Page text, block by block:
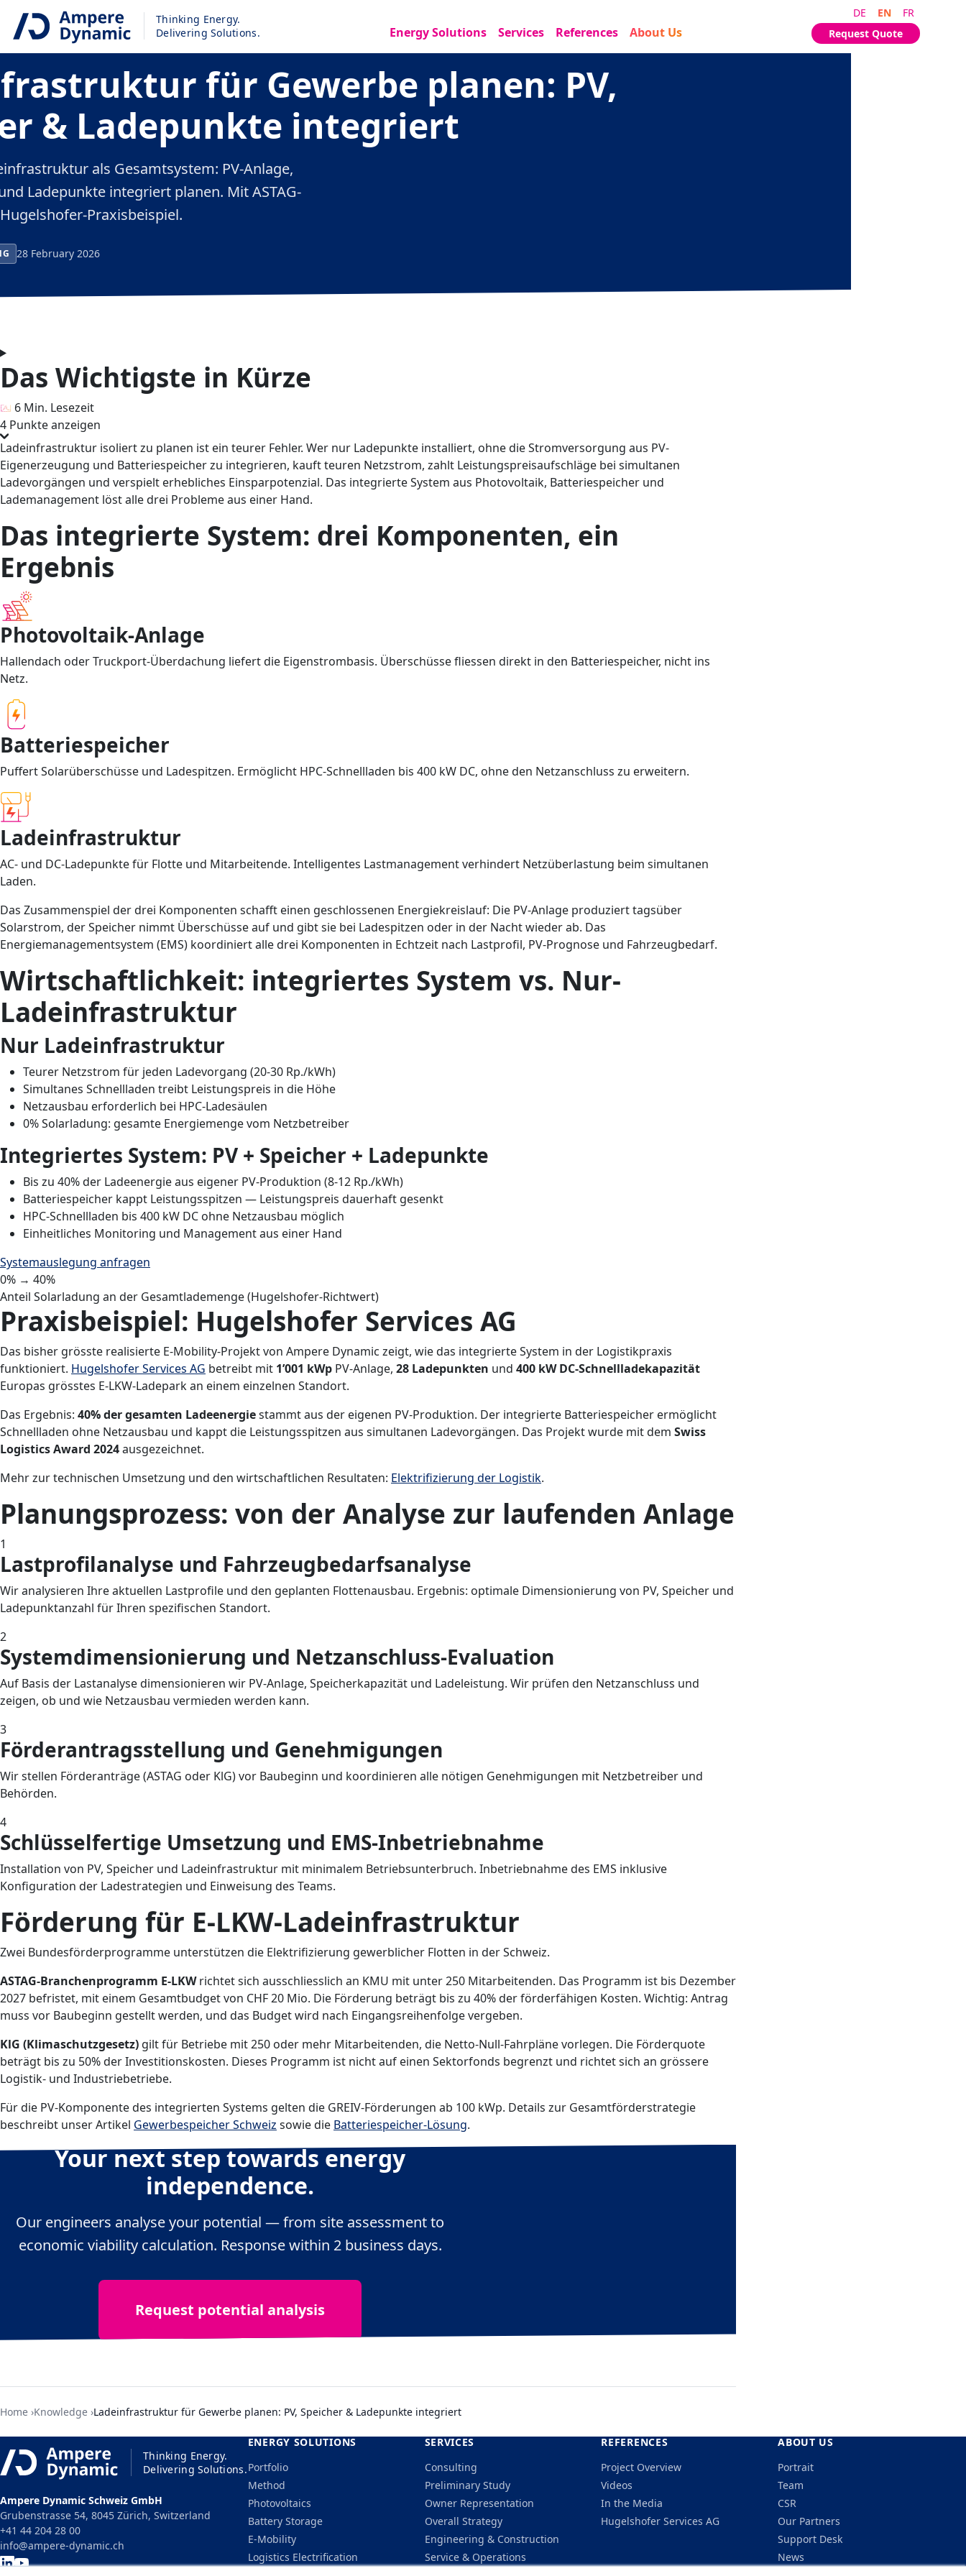
Thinking Energy.
Delivering Solutions.
Energy Solutions Services References About Us
DE EN
FR
Request Quote
in German only
für Gewerbe planen: PV,
& Ladepunkte integriert
als Gesamtsystem: PV-Anlage,
Ladepunkte integriert planen. Mit ASTAG-
Praxisbeispiel.
28 February 2026
Das Wichtigste in Kürze
6 Min. Lesezeit
4 Punkte anzeigen
Ladeinfrastruktur isoliert zu planen ist ein teurer Fehler. Wer nur Ladepunkte installiert, ohne die Stromversorgung aus PV-
Eigenerzeugung und Batteriespeicher zu integrieren, kauft teuren Netzstrom, zahlt Leistungspreisaufschläge bei simultanen
Ladevorgängen und verspielt erhebliches Einsparpotenzial. Das integrierte System aus Photovoltaik, Batteriespeicher und
Lademanagement löst alle drei Probleme aus einer Hand.
Das integrierte System: drei Komponenten, ein
Ergebnis
Photovoltaik-Anlage
Hallendach oder Truckport-Überdachung liefert die Eigenstrombasis. Überschüsse fliessen direkt in den Batteriespeicher, nicht ins
Netz.
Batteriespeicher
Puffert Solarüberschüsse und Ladespitzen. Ermöglicht HPC-Schnellladen bis 400 kW DC, ohne den Netzanschluss zu erweitern.
Ladeinfrastruktur
AC- und DC-Ladepunkte für Flotte und Mitarbeitende. Intelligentes Lastmanagement verhindert Netzüberlastung beim simultanen
Laden.
Das Zusammenspiel der drei Komponenten schafft einen geschlossenen Energiekreislauf: Die PV-Anlage produziert tagsüber
Solarstrom, der Speicher nimmt Überschüsse auf und gibt sie bei Ladespitzen oder in der Nacht wieder ab. Das
Energiemanagementsystem (EMS) koordiniert alle drei Komponenten in Echtzeit nach Lastprofil, PV-Prognose und Fahrzeugbedarf.
Wirtschaftlichkeit: integriertes System vs. Nur-
Ladeinfrastruktur
Nur Ladeinfrastruktur
Teurer Netzstrom für jeden Ladevorgang (20-30 Rp./kWh)
Simultanes Schnellladen treibt Leistungspreis in die Höhe
Netzausbau erforderlich bei HPC-Ladesäulen
0% Solarladung: gesamte Energiemenge vom Netzbetreiber
Integriertes System: PV + Speicher + Ladepunkte
Bis zu 40% der Ladeenergie aus eigener PV-Produktion (8-12 Rp./kWh)
Batteriespeicher kappt Leistungsspitzen — Leistungspreis dauerhaft gesenkt
HPC-Schnellladen bis 400 kW DC ohne Netzausbau möglich
Einheitliches Monitoring und Management aus einer Hand
Systemauslegung anfragen
0% → 40%
Anteil Solarladung an der Gesamtlademenge (Hugelshofer-Richtwert)
Praxisbeispiel: Hugelshofer Services AG
Das bisher grösste realisierte E-Mobility-Projekt von Ampere Dynamic zeigt, wie das integrierte System in der Logistikpraxis
funktioniert. Hugelshofer Services AG betreibt mit 1’001 kWp PV-Anlage, 28 Ladepunkten und 400 kW DC-Schnellladekapazität
Europas grösstes E-LKW-Ladepark an einem einzelnen Standort.
Das Ergebnis: 40% der gesamten Ladeenergiestammt aus der eigenen PV-Produktion. Der integrierte Batteriespeicher ermöglicht
Schnellladen ohne Netzausbau und kappt die Leistungsspitzen aus simultanen Ladevorgängen. Das Projekt wurde mit dem Swiss
Logistics Award 2024ausgezeichnet.
Mehr zur technischen Umsetzung und den wirtschaftlichen Resultaten: Elektrifizierung der Logistik.
Planungsprozess: von der Analyse zur laufenden Anlage
1
Lastprofilanalyse und Fahrzeugbedarfsanalyse
Wir analysieren Ihre aktuellen Lastprofile und den geplanten Flottenausbau. Ergebnis: optimale Dimensionierung von PV, Speicher und
Ladepunktanzahl für Ihren spezifischen Standort.
2
Systemdimensionierung und Netzanschluss-Evaluation
Auf Basis der Lastanalyse dimensionieren wir PV-Anlage, Speicherkapazität und Ladeleistung. Wir prüfen den Netzanschluss und
zeigen, ob und wie Netzausbau vermieden werden kann.
3
Förderantragsstellung und Genehmigungen
Wir stellen Förderanträge (ASTAG oder KlG) vor Baubeginn und koordinieren alle nötigen Genehmigungen mit Netzbetreiber und
Behörden.
4
Schlüsselfertige Umsetzung und EMS-Inbetriebnahme
Installation von PV, Speicher und Ladeinfrastruktur mit minimalem Betriebsunterbruch. Inbetriebnahme des EMS inklusive
Konfiguration der Ladestrategien und Einweisung des Teams.
Förderung für E-LKW-Ladeinfrastruktur
Zwei Bundesförderprogramme unterstützen die Elektrifizierung gewerblicher Flotten in der Schweiz.
ASTAG-Branchenprogramm E-LKWrichtet sich ausschliesslich an KMU mit unter 250 Mitarbeitenden. Das Programm ist bis Dezember
2027 befristet, mit einem Gesamtbudget von CHF 20 Mio. Die Förderung beträgt bis zu 40% der förderfähigen Kosten. Wichtig: Antrag
muss vor Baubeginn gestellt werden, und das Budget wird nach Eingangsreihenfolge vergeben.
KlG (Klimaschutzgesetz) gilt für Betriebe mit 250 oder mehr Mitarbeitenden, die Netto-Null-Fahrpläne vorlegen. Die Förderquote
beträgt bis zu 50% der Investitionskosten. Dieses Programm ist nicht auf einen Sektorfonds begrenzt und richtet sich an grössere
Logistik- und Industriebetriebe.
Für die PV-Komponente des integrierten Systems gelten die GREIV-Förderungen ab 100 kWp. Details zur Gesamtförderstrategie
beschreibt unser Artikel Gewerbespeicher Schweiz sowie die Batteriespeicher-Lösung.
Your next step towards energy
independence.
Our engineers analyse your potential — from site assessment to
economic viability calculation. Response within 2 business days.
Request potential analysis
Home Knowledge Ladeinfrastruktur für Gewerbe planen: PV, Speicher & Ladepunkte integriert
Thinking Energy.
Delivering Solutions.
Ampere Dynamic Schweiz GmbH
Grubenstrasse 54, 8045 Zürich, Switzerland
+41 44 204 28 00
info@ampere-dynamic.ch
ENERGY SOLUTIONS
Portfolio
Method
Photovoltaics
Battery Storage
E-Mobility
Logistics Electrification
SERVICES
Consulting
Preliminary Study
Owner Representation
Overall Strategy
Engineering & Construction
Service & Operations
REFERENCES
Project Overview
Videos
In the Media
Hugelshofer Services AG
ABOUT US
Portrait
Team
CSR
Our Partners
Support Desk
News